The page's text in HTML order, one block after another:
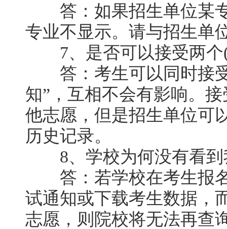
答：如果招生单位某专
专业不显示。请与招生单
7、是否可以接受两个(
答：考生可以同时接受
知”，互相不会有影响。
他志愿，但是招生单位可
历史记录。
8、学校为何没有看到
答：若学校在考生报名
试通知或下载考生数据，
志愿，则院校将无法再查